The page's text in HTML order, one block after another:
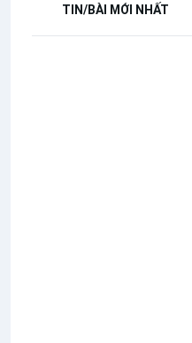
TIN/BÀI MỚI NHẤT